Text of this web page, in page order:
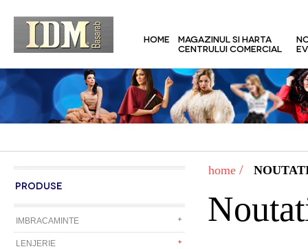
HOME
MAGAZINUL SI HARTA
CENTRULUI COMERCIAL
PRODUSE
IMBRACAMINTE
LENJERIE
home /